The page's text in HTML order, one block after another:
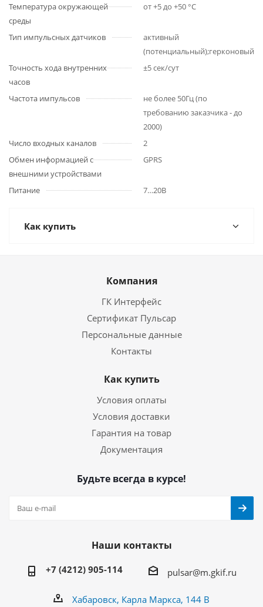
Температура окружающей
среды
от +5 до +50 °С
Тип импульсных датчиков
активный
Точность хода внутренних
часов
±5 сек/сут
Частота импульсов
не более 50Гц (по
требованию заказчика - до
2000)
Число входных каналов
2
Обмен информацией c
внешними устройствами
GPRS
Питание 7…20В
Как купить
Компания
ГК Интерфейс
Сертификат Пульсар
Персональные данные
Контакты
Как купить
Условия оплаты
Условия доставки
Гарантия на товар
Документация
Будьте всегда в курсе!
Наши контакты
+7 (4212) 905-114 pulsar@m.gkif.ru
Хабаровск, Карла Маркса, 144 В